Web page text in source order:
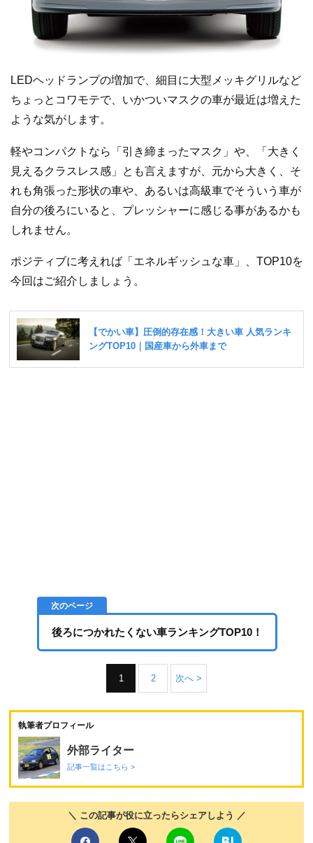
LEDヘッドランプの増加で、細目に大型メッキグリルなど
ちょっとコワモテで、いかついマスクの車が最近は増えた
ような気がします。
軽やコンパクトなら「引き締まったマスク」や、「大きく
見えるクラスレス感」とも言えますが、元から大きく、そ
れも角張った形状の車や、あるいは高級車でそういう車が
自分の後ろにいると、プレッシャーに感じる事があるかも
しれません。
ポジティブに考えれば「エネルギッシュな車」、TOP10を
今回はご紹介しましょう。
後ろにつかれたくない車ランキングTOP10！
1 2 次へ >
執筆者プロフィール
外部ライター
記事一覧はこちら >
＼ この記事が役に立ったらシェアしよう ／